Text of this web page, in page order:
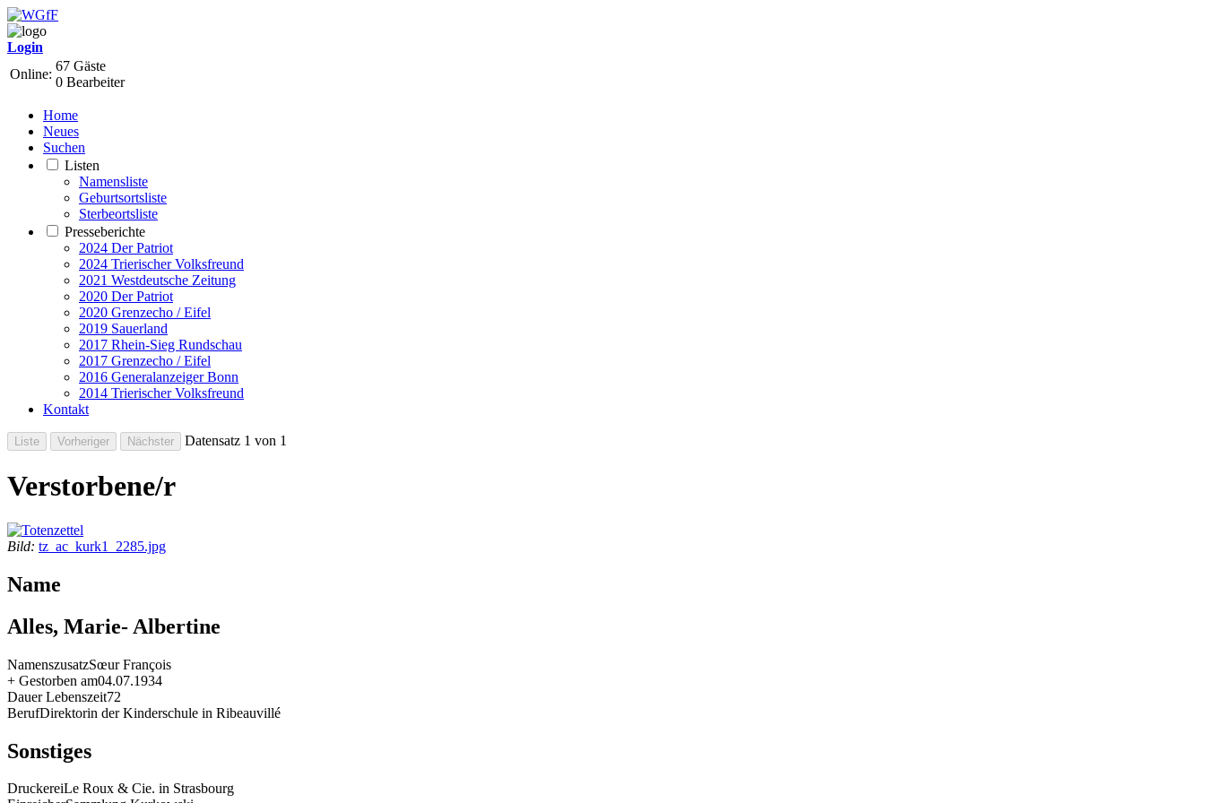
Login
Online:
67 Gäste
0 Bearbeiter
Home
Neues
Suchen
Listen
Namensliste
Geburtsortsliste
Sterbeortsliste
Presseberichte
2024 Der Patriot
2024 Trierischer Volksfreund
2021 Westdeutsche Zeitung
2020 Der Patriot
2020 Grenzecho / Eifel
2019 Sauerland
2017 Rhein-Sieg Rundschau
2017 Grenzecho / Eifel
2016 Generalanzeiger Bonn
2014 Trierischer Volksfreund
Kontakt
Datensatz 1 von 1
Verstorbene/r
Bild: tz_ac_kurk1_2285.jpg
Name
Alles, Marie- Albertine
NamenszusatzSœur François
+ Gestorben am04.07.1934
Dauer Lebenszeit72
BerufDirektorin der Kinderschule in Ribeauvillé
Sonstiges
DruckereiLe Roux & Cie. in Strasbourg